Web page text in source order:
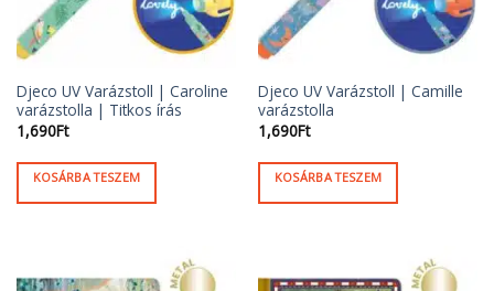
Djeco UV Varázstoll | Caroline
varázstolla | Titkos írás
1,690Ft
KOSÁRBA TESZEM
Djeco UV Varázstoll | Camille
varázstolla
1,690Ft
KOSÁRBA TESZEM